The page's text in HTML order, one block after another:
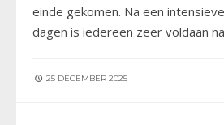
einde gekomen. Na een
dagen is iedereen zeer voldaan
25 DECEMBER 2025